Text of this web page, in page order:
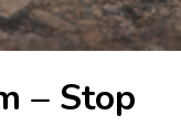
– Stop